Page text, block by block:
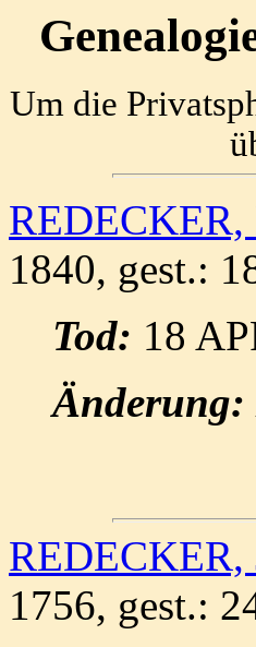
Um die
1840, gest.:
Tod: 18
Änderung:
1756, gest.: